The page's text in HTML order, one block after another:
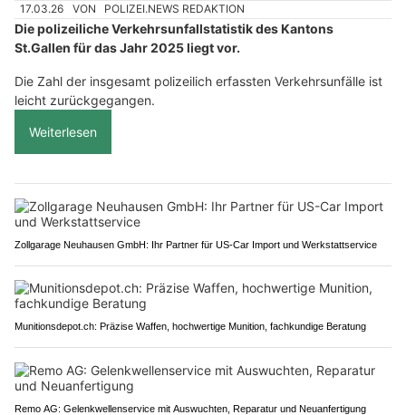
17.03.26 VON POLIZEI.NEWS REDAKTION
Die polizeiliche Verkehrsunfallstatistik des Kantons
St.Gallen für das Jahr 2025 liegt vor.
Die Zahl der insgesamt polizeilich erfassten Verkehrsunfälle ist
leicht zurückgegangen.
Weiterlesen
Zollgarage Neuhausen GmbH: Ihr Partner für US-Car Import und Werkstattservice
Munitionsdepot.ch: Präzise Waffen, hochwertige Munition, fachkundige Beratung
Remo AG: Gelenkwellenservice mit Auswuchten, Reparatur und Neuanfertigung